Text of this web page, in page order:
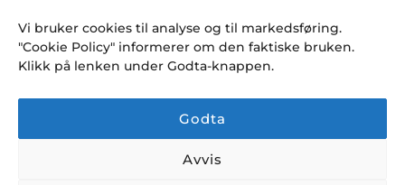
Vi bruker cookies til analyse og til markedsføring.
"Cookie Policy" informerer om den faktiske bruken.
Klikk på lenken under Godta-knappen.
Godta
Avvis
endringer i rutiner og en gang i blant et
knakende godt tilbud fra Klatresjappa.